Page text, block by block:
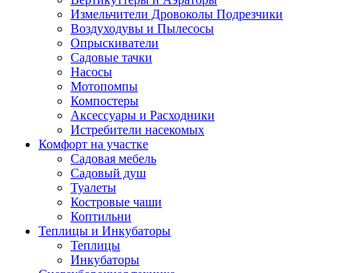
Измельчители Дровоколы Подрезчики
Воздуходувы и Пылесосы
Опрыскиватели
Садовые тачки
Насосы
Мотопомпы
Компостеры
Аксессуары и Расходники
Истребители насекомых
Комфорт на участке
Садовая мебель
Садовый душ
Туалеты
Костровые чаши
Коптильни
Теплицы и Инкубаторы
Теплицы
Инкубаторы